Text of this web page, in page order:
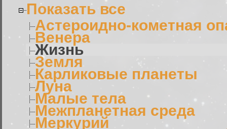
Показать все
Астероидно-кометная
Венера
Жизнь
Земля
Карликовые планеты
Луна
Малые тела
Межпланетная среда
Меркурий